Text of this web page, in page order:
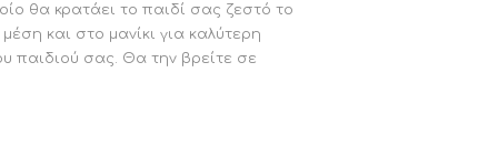
θα κρατάει το παιδί σας ζεστό το
και στο μανίκι για καλύτερη
παιδιού σας. Θα την βρείτε σε